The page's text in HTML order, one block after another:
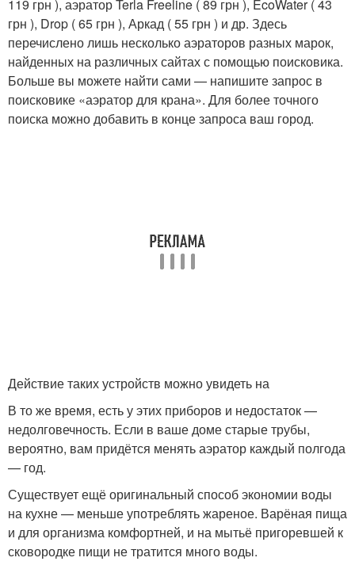
119 грн ), аэратор Terla Freeline ( 89 грн ), EcoWater ( 43
грн ), Drop ( 65 грн ), Аркад ( 55 грн ) и др. Здесь
перечислено лишь несколько аэраторов разных марок,
найденных на различных сайтах с помощью поисковика.
Больше вы можете найти сами — напишите запрос в
поисковике «аэратор для крана». Для более точного
поиска можно добавить в конце запроса ваш город.
Действие таких устройств можно увидеть на
В то же время, есть у этих приборов и недостаток —
недолговечность. Если в ваше доме старые трубы,
вероятно, вам придётся менять аэратор каждый полгода
— год.
Существует ещё оригинальный способ экономии воды
на кухне — меньше употреблять жареное. Варёная пища
и для организма комфортней, и на мытьё пригоревшей к
сковородке пищи не тратится много воды.